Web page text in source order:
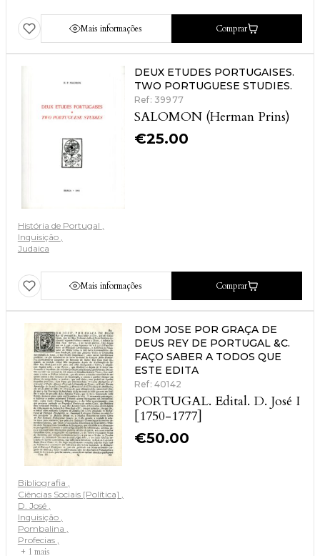
Mais informações Comprar
DEUX ETUDES PORTUGAISES.
TWO PORTUGUESE STUDIES.
Ref: 39977
SALOMON (Herman Prins)
€25.00
História de Portugal
Inquisição
Judaica
Mais informações Comprar
DOM JOSE POR GRAÇA DE
DEUS REY DE PORTUGAL &C.
FAÇO SABER A TODOS QUE
ESTE EDITA
Ref: 40142
PORTUGAL. Edital. D. José I
[1750-1777]
€50.00
Bibliografia
Ciências Sociais [Política]
D. José
Inquisição
Pombalina
Profecias
+ 1 mais